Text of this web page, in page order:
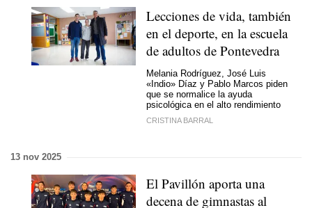
Lecciones de vida, también
en el deporte, en la escuela
de adultos de Pontevedra
Melania Rodríguez, José Luis
«Indio» Díaz y Pablo Marcos piden
que se normalice la ayuda
psicológica en el alto rendimiento
CRISTINA BARRAL
13 nov 2025
El Pavillón aporta una
decena de gimnastas al